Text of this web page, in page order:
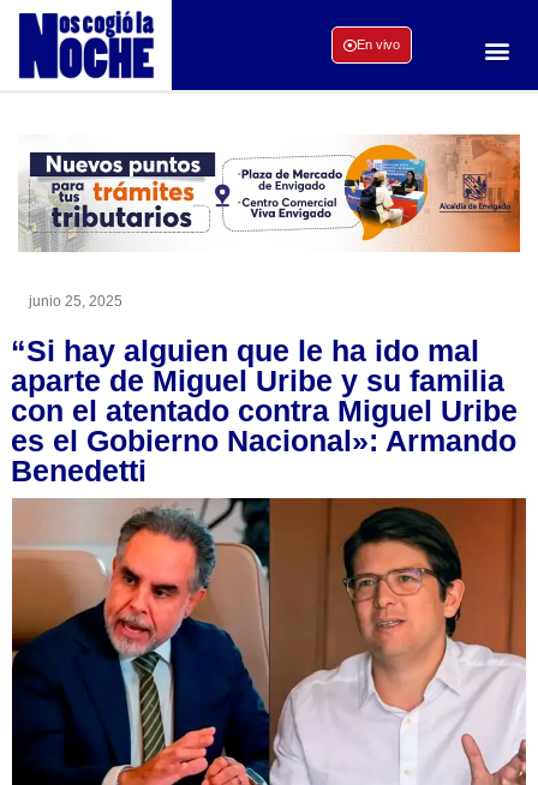
En vivo
junio 25, 2025
“Si hay alguien que le ha ido mal
aparte de Miguel Uribe y su familia
con el atentado contra Miguel Uribe
es el Gobierno Nacional»: Armando
Benedetti